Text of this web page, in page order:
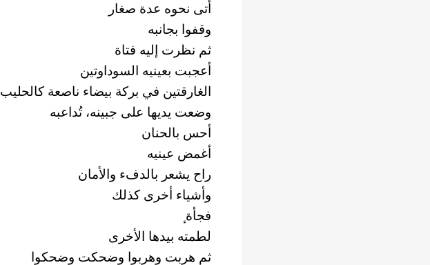
أتى نحوه عدة صغار
وقفوا بجانبه
ثم نظرت إليه فتاة
أعجبت بعينيه السوداوتين
الغارقتين في بركة بيضاء ناصعة كالحليب
وضعت يديها على جبينه، تُداعبه
أحس بالحنان
أغمض عينيه
راح يشعر بالدفء والأمان
وأشياء أخرى كذلك
فجأة ٕ
لطمته بيدها الأخرى
ثم هربت وهربوا وضحكت وضحكوا